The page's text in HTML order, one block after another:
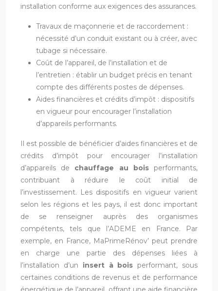
installation conforme aux exigences des assurances.
Travaux de maçonnerie et de raccordement :
nécessité d’un conduit existant ou à créer, avec
tubage si nécessaire.
Coût de l’appareil, de l’installation et de
l’entretien : établir un budget précis en tenant
compte des différents postes de dépenses.
Aides financières et crédits d’impôt : dispositifs
en vigueur pour encourager l’installation
d’appareils performants.
Il est possible de bénéficier d’aides financières et de
crédits d’impôt pour encourager l’installation
d’appareils de chauffage au bois performants,
contribuant à réduire le coût initial de
l’investissement. Les dispositifs en vigueur varient
selon les régions et les pays, il est donc important
de se renseigner auprès des organismes
compétents, tels que l’ADEME en France. Par
exemple, en France, MaPrimeRénov’ peut prendre
en charge une partie des dépenses liées à
l’installation d’un insert à bois performant, sous
certaines conditions de revenus et de performance